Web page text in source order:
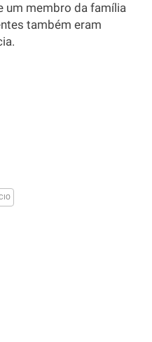
um membro da família
também eram